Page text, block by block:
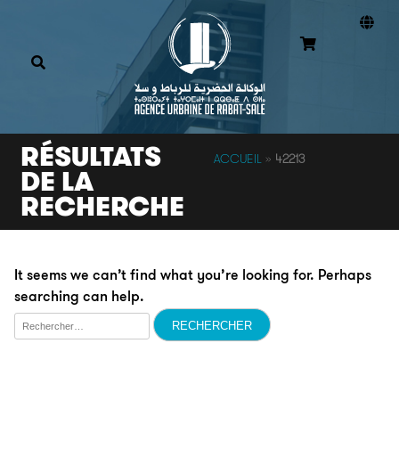
RÉSULTATS
DE LA
RECHERCHE
ACCUEIL » 42213
It seems we can’t find what you’re looking for. Perhaps
searching can help.
Rechercher :